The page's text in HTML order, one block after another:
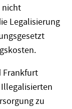
nicht
Legalisierung
Frankfurt
zu